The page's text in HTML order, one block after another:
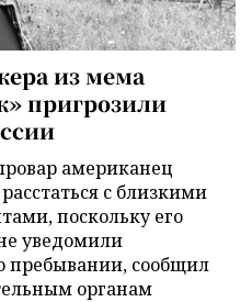
из мема
пригрозили
американец
с близкими
поскольку его
уведомили
пребывании, сообщил
органам